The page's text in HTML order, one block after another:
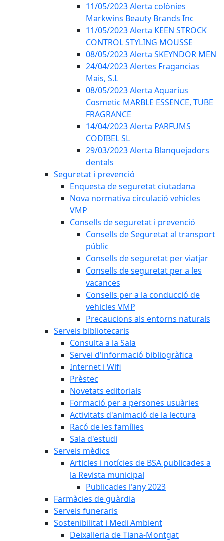
11/05/2023 Alerta colònies
Markwins Beauty Brands Inc
11/05/2023 Alerta KEEN STROCK
CONTROL STYLING MOUSSE
08/05/2023 Alerta SKEYNDOR MEN
24/04/2023 Alertes Fragancias
Mais, S.L
08/05/2023 Alerta Aquarius
Cosmetic MARBLE ESSENCE, TUBE
FRAGRANCE
14/04/2023 Alerta PARFUMS
CODIBEL SL
29/03/2023 Alerta Blanquejadors
dentals
Seguretat i prevenció
Enquesta de seguretat ciutadana
Nova normativa circulació vehicles
VMP
Consells de seguretat i prevenció
Consells de Seguretat al transport
públic
Consells de seguretat per viatjar
Consells de seguretat per a les
vacances
Consells per a la conducció de
vehicles VMP
Precaucions als entorns naturals
Serveis bibliotecaris
Consulta a la Sala
Servei d'informació bibliogràfica
Internet i Wifi
Prèstec
Novetats editorials
Formació per a persones usuàries
Activitats d'animació de la lectura
Racó de les famílies
Sala d'estudi
Serveis mèdics
Articles i notícies de BSA publicades a
la Revista municipal
Publicades l'any 2023
Farmàcies de guàrdia
Serveis funeraris
Sostenibilitat i Medi Ambient
Deixalleria de Tiana-Montgat